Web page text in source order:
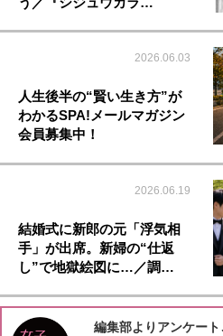
2026.06.03
人生後半の“賢い生き方”が
わかるSPA!メールマガジン
会員募集中！
2026.06.19
結婚式に新郎の元「浮気相
手」が出席。新婦の“仕返
し”で地獄絵図に…／調…